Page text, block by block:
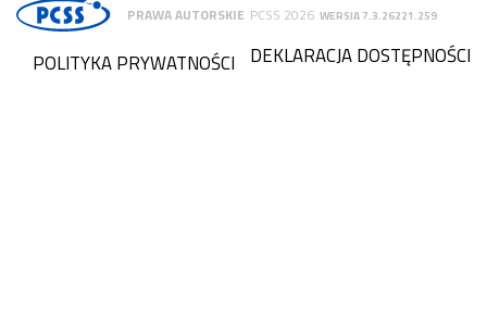
PRAWA AUTORSKIE PCSS 2026 WERSJA 7.3.26221.259
DEKLARACJA DOSTĘPNOŚCI
POLITYKA PRYWATNOŚCI